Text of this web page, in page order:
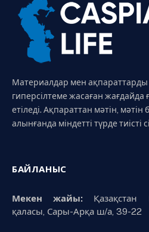
Материалдар мен ақпараттарды
гиперсілтеме жасаған жағдайда
етіледі. Ақпараттан мәтін, мәтін
алынғанда міндетті түрде тиісті
БАЙЛАНЫС
Мекен жайы:Қазақстан
қаласы, Сары-Арқа ш/а, 39-22